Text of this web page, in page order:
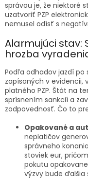
správou je, že niektoré
uzatvoriť PZP
nemusel odísť s
Alarmujúci stav:
hrozba
Podľa odhadov jazdí po
zapísaných v evidencii,
platného PZP. Štát na
sprísnením sankcií a
zodpovednosť. Čo to
Opakované a
neplatičov
správneho
stoviek eur,
pokutu
výzvy bude ďalšia